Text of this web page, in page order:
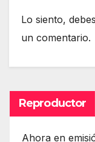
Lo siento,
un comentario.
Reproductor
Ahora en